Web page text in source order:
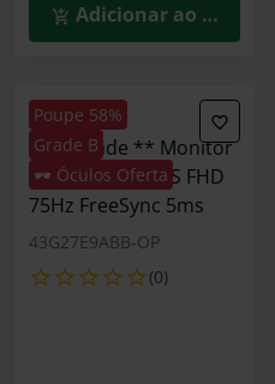
Adicionar ao Carrinho
Poupe 58%
Grade B
🕶️ Óculos Oferta
** B Grade ** Monitor
HP 24" M24fe IPS FHD
75Hz FreeSync 5ms
43G27E9ABB-OP
(0)